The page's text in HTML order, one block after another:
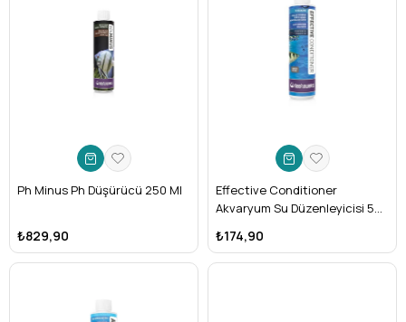
Ph Minus Ph Düşürücü 250 Ml
₺829,90
Effective Conditioner
Akvaryum Su Düzenleyicisi 50
₺174,90